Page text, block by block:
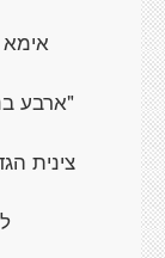
אימא
"ארבע
צינית